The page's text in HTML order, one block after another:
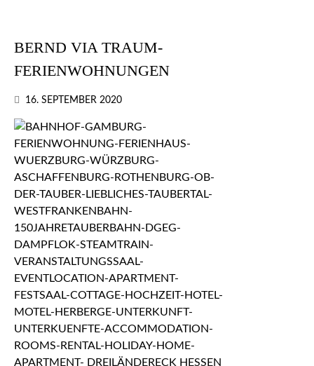
BERND VIA TRAUM-
FERIENWOHNUNGEN
16. SEPTEMBER 2020